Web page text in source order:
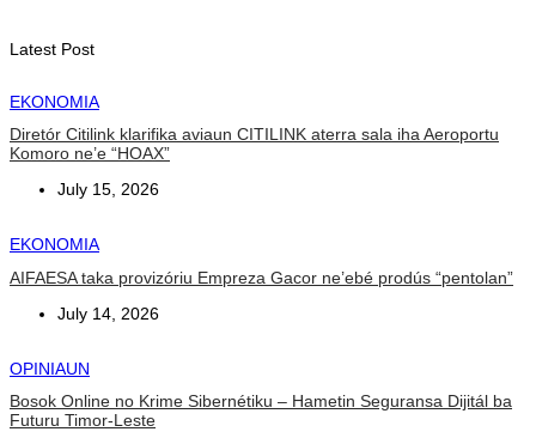
Latest Post
EKONOMIA
Diretór Citilink klarifika aviaun CITILINK aterra sala iha Aeroportu
Komoro ne’e “HOAX”
July 15, 2026
EKONOMIA
AIFAESA taka provizóriu Empreza Gacor ne’ebé prodús “pentolan”
July 14, 2026
OPINIAUN
Bosok Online no Krime Sibernétiku – Hametin Seguransa Dijitál ba
Futuru Timor-Leste